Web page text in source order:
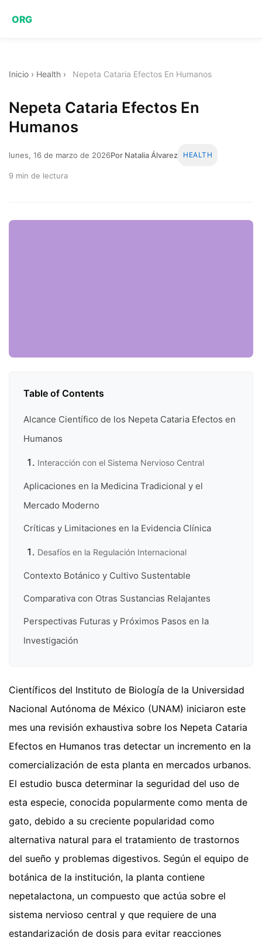
ORG
Inicio › Health › Nepeta Cataria Efectos En Humanos
Nepeta Cataria Efectos En
Humanos
lunes, 16 de marzo de 2026Por Natalia Álvarez HEALTH
9 min de lectura
Table of Contents
Alcance Científico de los Nepeta Cataria Efectos en
Humanos
Interacción con el Sistema Nervioso Central
Aplicaciones en la Medicina Tradicional y el
Mercado Moderno
Críticas y Limitaciones en la Evidencia Clínica
Desafíos en la Regulación Internacional
Contexto Botánico y Cultivo Sustentable
Comparativa con Otras Sustancias Relajantes
Perspectivas Futuras y Próximos Pasos en la
Investigación
Científicos del Instituto de Biología de la Universidad
Nacional Autónoma de México (UNAM) iniciaron este
mes una revisión exhaustiva sobre los Nepeta Cataria
Efectos en Humanos tras detectar un incremento en la
comercialización de esta planta en mercados urbanos.
El estudio busca determinar la seguridad del uso de
esta especie, conocida popularmente como menta de
gato, debido a su creciente popularidad como
alternativa natural para el tratamiento de trastornos
del sueño y problemas digestivos. Según el equipo de
botánica de la institución, la planta contiene
nepetalactona, un compuesto que actúa sobre el
sistema nervioso central y que requiere de una
estandarización de dosis para evitar reacciones